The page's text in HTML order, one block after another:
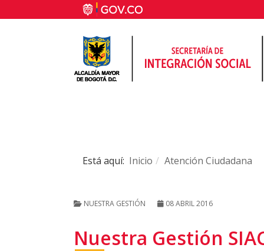
Está aquí: Inicio Atención Ciudadana
NUESTRA GESTIÓN 08 ABRIL 2016
Nuestra Gestión